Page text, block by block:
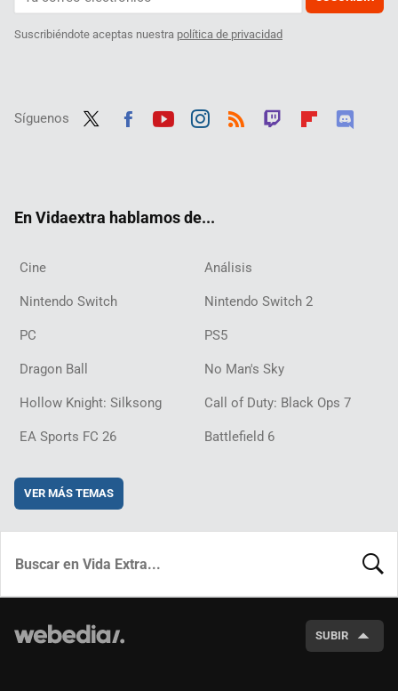
Suscribiéndote aceptas nuestra política de privacidad
Síguenos
En Vidaextra hablamos de...
Cine Análisis
Nintendo Switch Nintendo Switch 2
PC PS5
Dragon Ball No Man's Sky
Hollow Knight: Silksong Call of Duty: Black Ops 7
EA Sports FC 26 Battlefield 6
VER MÁS TEMAS
SUBIR